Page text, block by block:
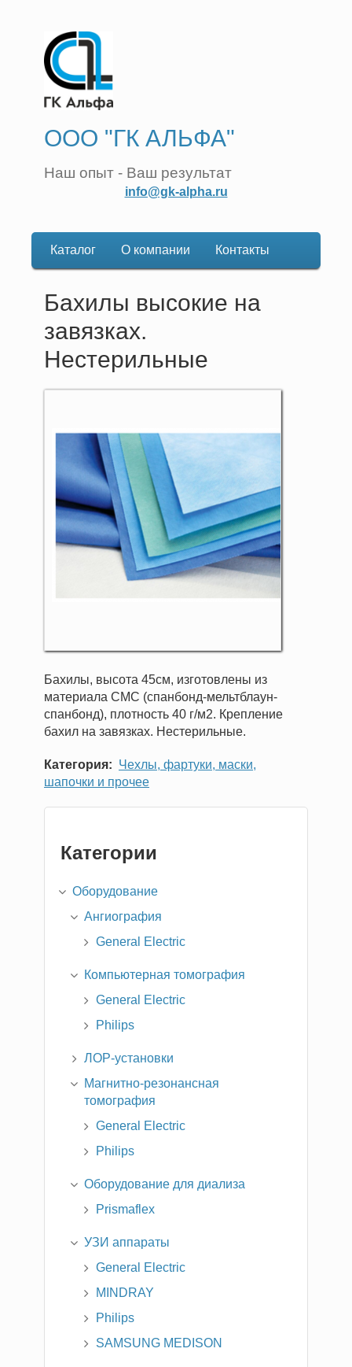
ООО "ГК АЛЬФА"
Наш опыт - Ваш результат
info@gk-alpha.ru
Основная
навигация
Каталог О компании Контакты
Бахилы высокие на
завязках.
Нестерильные
Бахилы, высота 45см, изготовлены из
материала СМС (спанбонд-мельтблаун-
спанбонд), плотность 40 г/м2. Крепление
бахил на завязках. Нестерильные.
Категория
Чехлы, фартуки, маски,
шапочки и прочее
Категории
Оборудование
Ангиография
General Electric
Компьютерная томография
General Electric
Philips
ЛОР-установки
Магнитно-резонансная
томография
General Electric
Philips
Оборудование для диализа
Prismaflex
УЗИ аппараты
General Electric
MINDRAY
Philips
SAMSUNG MEDISON